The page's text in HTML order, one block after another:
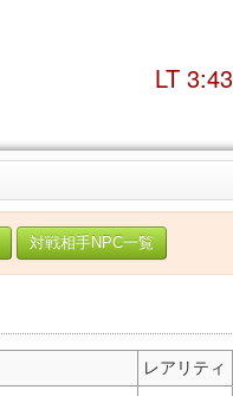
LT 3:43
対戦相手NPC一覧
レアリティ